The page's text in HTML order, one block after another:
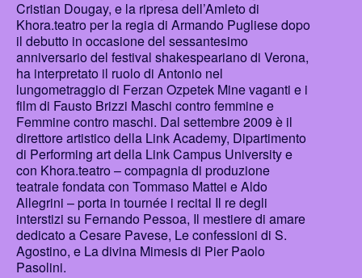
Cristian Dougay, e la ripresa dell’Amleto di
Khora.teatro per la regia di Armando Pugliese dopo
il debutto in occasione del sessantesimo
anniversario del festival shakespeariano di Verona,
ha interpretato il ruolo di Antonio nel
lungometraggio di Ferzan Ozpetek Mine vaganti e i
film di Fausto Brizzi Maschi contro femmine e
Femmine contro maschi. Dal settembre 2009 è il
direttore artistico della Link Academy, Dipartimento
di Performing art della Link Campus University e
con Khora.teatro – compagnia di produzione
teatrale fondata con Tommaso Mattei e Aldo
Allegrini – porta in tournée i recital Il re degli
interstizi su Fernando Pessoa, Il mestiere di amare
dedicato a Cesare Pavese, Le confessioni di S.
Agostino, e La divina Mimesis di Pier Paolo
Pasolini.